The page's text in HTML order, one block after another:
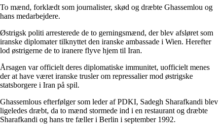
To mænd, forklædt som journalister, skød og dræbte Ghassemlou og
hans medarbejdere.
Østrigsk politi arresterede de to gerningsmænd, der blev afsløret som
iranske diplomater tilknyttet den iranske ambassade i Wien. Herefter
lod østrigerne de to iranere flyve hjem til Iran.
Årsagen var officielt deres diplomatiske immunitet, uofficielt menes
der at have været iranske trusler om repressalier mod østrigske
statsborgere i Iran på spil.
Ghassemlous efterfølger som leder af PDKI, Sadegh Sharafkandi blev
ligeledes dræbt, da to mænd stormede ind i en restaurant og dræbte
Sharafkandi og hans tre fæller i Berlin i september 1992.